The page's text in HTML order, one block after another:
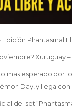
Phantasmal
Xuruguay –
más esperado por
Day, y llega
del set